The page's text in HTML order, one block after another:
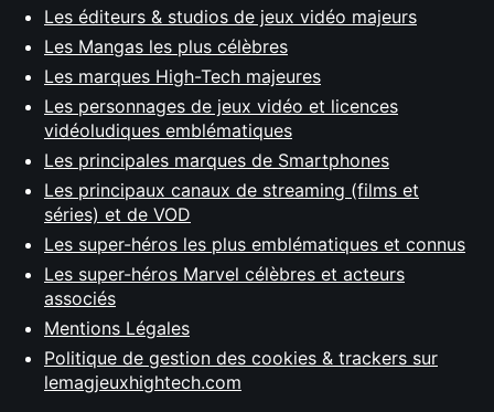
Les éditeurs & studios de jeux vidéo majeurs
Les Mangas les plus célèbres
Les marques High-Tech majeures
Les personnages de jeux vidéo et licences
vidéoludiques emblématiques
Les principales marques de Smartphones
Les principaux canaux de streaming (films et
séries) et de VOD
Les super-héros les plus emblématiques et connus
Les super-héros Marvel célèbres et acteurs
associés
Mentions Légales
Politique de gestion des cookies & trackers sur
lemagjeuxhightech.com